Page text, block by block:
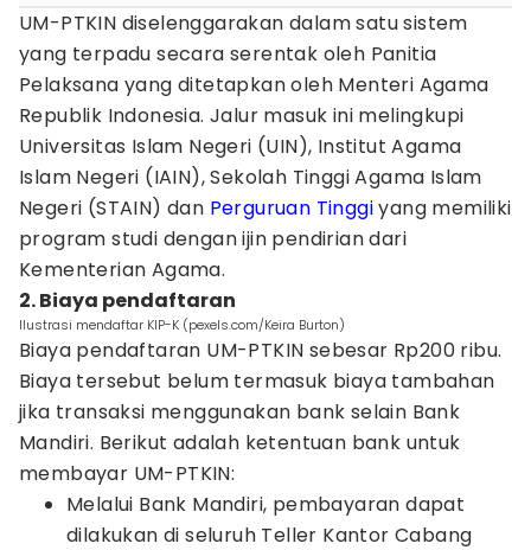
UM-PTKIN diselenggarakan dalam satu sistem
yang terpadu secara serentak oleh Panitia
Pelaksana yang ditetapkan oleh Menteri Agama
Republik Indonesia. Jalur masuk ini melingkupi
Universitas Islam Negeri (UIN), Institut Agama
Islam Negeri (IAIN), Sekolah Tinggi Agama Islam
Negeri (STAIN) dan Perguruan Tinggiyang memiliki
program studi dengan ijin pendirian dari
Kementerian Agama.
2. Biaya pendaftaran
Ilustrasi mendaftar KIP-K (pexels.com/Keira Burton)
Biaya pendaftaran UM-PTKIN sebesar Rp200 ribu.
Biaya tersebut belum termasuk biaya tambahan
jika transaksi menggunakan bank selain Bank
Mandiri. Berikut adalah ketentuan bank untuk
membayar UM-PTKIN:
Melalui Bank Mandiri, pembayaran dapat
dilakukan di seluruh Teller Kantor Cabang